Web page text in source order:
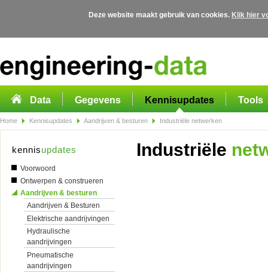
Deze website maakt gebruik van cookies. Klik hier
Data Gegevens Kennisupdates Tools
Home Kennisupdates Aandrijven & besturen Industriële netwerken
kennisupdates
Voorwoord
Ontwerpen & construeren
Aandrijven & besturen
Aandrijven & Besturen
Elektrische aandrijvingen
Hydraulische
aandrijvingen
Pneumatische
aandrijvingen
Industriële